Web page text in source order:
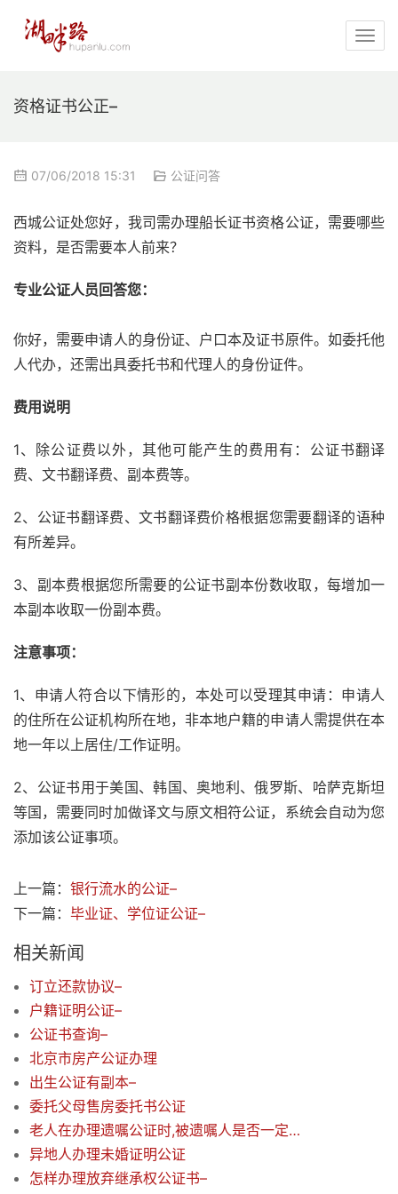
资格证书公正–
07/06/2018 15:31 公证问答
西城公证处您好，我司需办理船长证书资格公证，需要哪些
资料，是否需要本人前来？
专业公证人员回答您：
你好，需要申请人的身份证、户口本及证书原件。如委托他
人代办，还需出具委托书和代理人的身份证件。
费用说明
1、除公证费以外，其他可能产生的费用有：公证书翻译
费、文书翻译费、副本费等。
2、公证书翻译费、文书翻译费价格根据您需要翻译的语种
有所差异。
3、副本费根据您所需要的公证书副本份数收取，每增加一
本副本收取一份副本费。
注意事项：
1、申请人符合以下情形的，本处可以受理其申请：申请人
的住所在公证机构所在地，非本地户籍的申请人需提供在本
地一年以上居住/工作证明。
2、公证书用于美国、韩国、奥地利、俄罗斯、哈萨克斯坦
等国，需要同时加做译文与原文相符公证，系统会自动为您
添加该公证事项。
上一篇： 银行流水的公证–
下一篇： 毕业证、学位证公证–
相关新闻
订立还款协议–
户籍证明公证–
公证书查询–
北京市房产公证办理
出生公证有副本–
委托父母售房委托书公证
老人在办理遗嘱公证时,被遗嘱人是否一定要到场?–
异地人办理未婚证明公证
怎样办理放弃继承权公证书–